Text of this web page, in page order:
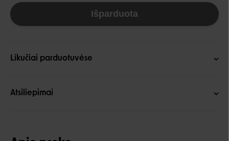
Išparduota
Likučiai parduotuvėse
Atsiliepimai